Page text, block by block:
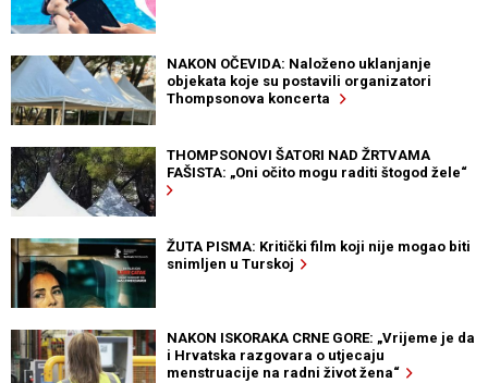
NAKON OČEVIDA: Naloženo uklanjanje
objekata koje su postavili organizatori
Thompsonova koncerta
THOMPSONOVI ŠATORI NAD ŽRTVAMA
FAŠISTA: „Oni očito mogu raditi štogod žele“
ŽUTA PISMA: Kritički film koji nije mogao biti
snimljen u Turskoj
NAKON ISKORAKA CRNE GORE: „Vrijeme je da
i Hrvatska razgovara o utjecaju
menstruacije na radni život žena“